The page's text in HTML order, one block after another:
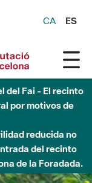
CA ES
del Fai - El recinto
por motivos de
reducida no
del recinto
de la Foradada.